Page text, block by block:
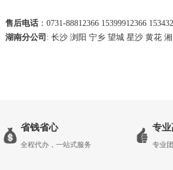
售后电话：0731-88812366 15399912366
湖南分公司 : 长沙 浏阳 宁乡 望城 星沙 黄花
省钱省心
全程代办，一站式服务
专
专业